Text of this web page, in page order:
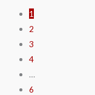
1
2
3
4
…
6